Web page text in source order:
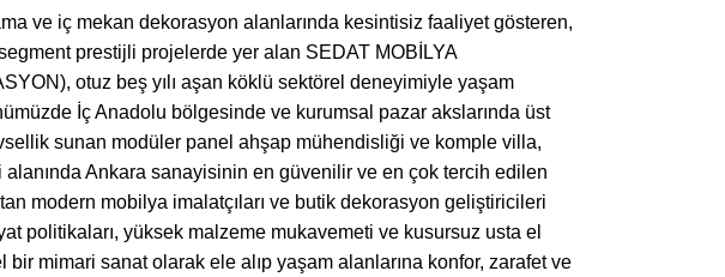
ve iç mekan dekorasyon alanlarında kesintisiz faaliyet gösteren,
prestijli projelerde yer alan SEDAT MOBİLYA
otuz beş yılı aşan köklü sektörel deneyimiyle yaşam
İç Anadolu bölgesinde ve kurumsal pazar akslarında üst
sunan modüler panel ahşap mühendisliği ve komple villa,
Ankara sanayisinin en güvenilir ve en çok tercih edilen
modern mobilya imalatçıları ve butik dekorasyon geliştiricileri
politikaları, yüksek malzeme mukavemeti ve kusursuz usta el
mimari sanat olarak ele alıp yaşam alanlarına konfor, zarafet ve